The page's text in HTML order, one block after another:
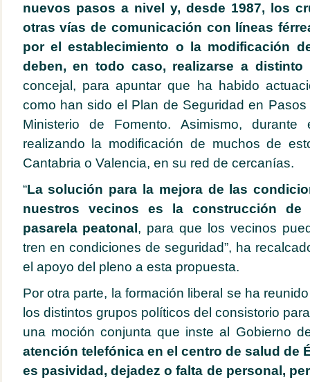
nuevos pasos a nivel y, desde 1987, los
otras vías de comunicación con líneas
por el establecimiento o la modificación
deben, en todo caso, realizarse a distinto
concejal, para apuntar que ha habido
como han sido el Plan de Seguridad en
Ministerio de Fomento. Asimismo,
realizando la modificación de muchos de
Cantabria o Valencia, en su red de cercanías.
“La solución para la mejora de las
nuestros vecinos es la construcción
pasarela peatonal , para que los vecinos
tren en condiciones de seguridad”, ha
el apoyo del pleno a esta propuesta.
Por otra parte, la formación liberal se ha
los distintos grupos políticos del consistorio
una moción conjunta que inste al Gobierno
atención telefónica en el centro de salud de
es pasividad, dejadez o falta de personal,